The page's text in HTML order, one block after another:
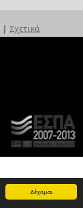
Δέχομαι
| Σχετικά